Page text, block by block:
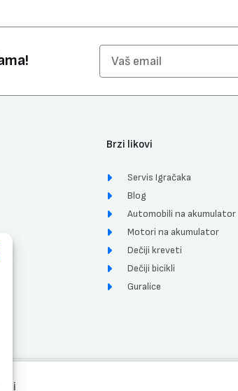
Brzi likovi
Servis Igračaka
Blog
Automobili na akumulator
Motori na akumulator
Dečiji kreveti
Dečiji bicikli
Guralice
2026 Dečija oprema | Web development by